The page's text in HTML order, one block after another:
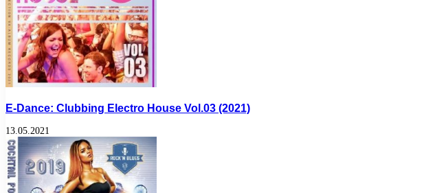
E-Dance: Clubbing Electro House Vol.03 (2021)
13.05.2021